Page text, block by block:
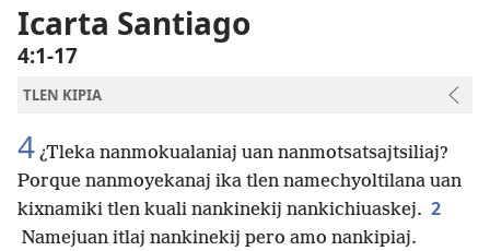
Icarta Santiago
4:1-17
TLEN KIPIA
4 ¿Tleka nanmokualaniaj uan nanmotsatsajtsiliaj?
Porque nanmoyekanaj ika tlen namechyoltilana uan
kixnamiki tlen kuali nankinekij nankichiuaskej. 2
Namejuan itlaj nankinekij pero amo nankipiaj.